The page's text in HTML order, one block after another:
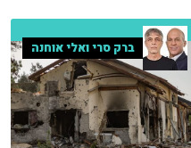
ברק סרי ואלי אוחנה